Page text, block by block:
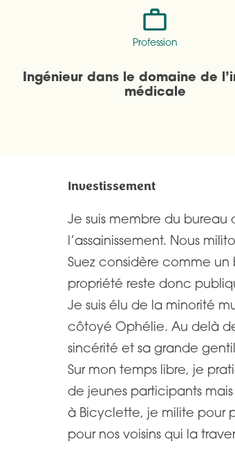
Profession
Ingénieur dans le domaine de
médicale
Investissement
Je suis membre du bureau
l’assainissement. Nous
Suez considère comme
propriété reste donc
Je suis élu de la minorité
côtoyé Ophélie. Au delà
sincérité et sa grande
Sur mon temps libre, je
de jeunes participants
à Bicyclette, je milite pour
pour nos voisins qui la